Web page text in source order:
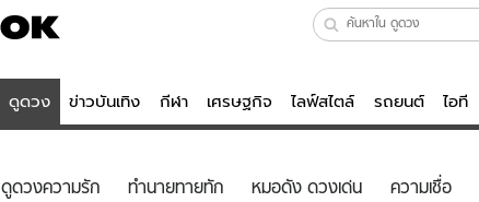
ดูดวง ข่าวบันเทิง กีฬา เศรษฐกิจ ไลฟ์สไตล์ รถยนต์ ไอที
ดูดวง - ตรวจหวย ไลฟ์สไตล์
ดูดวงความรัก ทํานายทายทัก หมอดัง ดวงเด่น ความเชื่อ